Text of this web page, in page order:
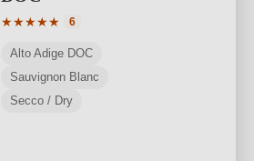
★★★★★
Valutazione media di 5 su 5 stelle
6
Alto Adige DOC
Sauvignon Blanc
Secco / Dry